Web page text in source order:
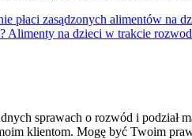
płaci zasądzonych alimentów na
Alimenty na dzieci w trakcie
sprawach o rozwód i podział
klientom. Mogę być Twoim